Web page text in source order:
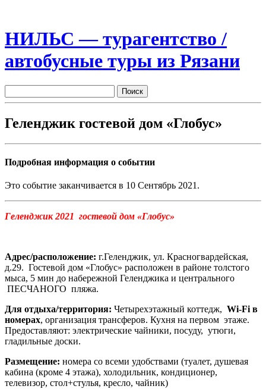
НИЛЬС — турагентство /
автобусные туры из Рязани
Геленджик гостевой дом «Глобус»
Подробная информация о событии
Это событие заканчивается в 10 Сентябрь 2021.
Геленджик 2021 гостевой дом «Глобус»
Адрес/расположение: г.Геленджик, ул. Красногвардейская,
д.29. Гостевой дом «Глобус» расположен в районе толстого
мыса, 5 мин до набережной Геленджика и центрального
ПЕСЧАНОГО пляжа.
Для отдыха/территория: Четырехэтажный коттедж, Wi-Fi в
номерах, организация трансферов. Кухня на первом этаже.
Предоставляют: электрические чайники, посуду, утюги,
гладильные доски.
Размещение: номера со всеми удобствами (туалет, душевая
кабина (кроме 4 этажа), холодильник, кондиционер,
телевизор, стол+стулья, кресло, чайник)